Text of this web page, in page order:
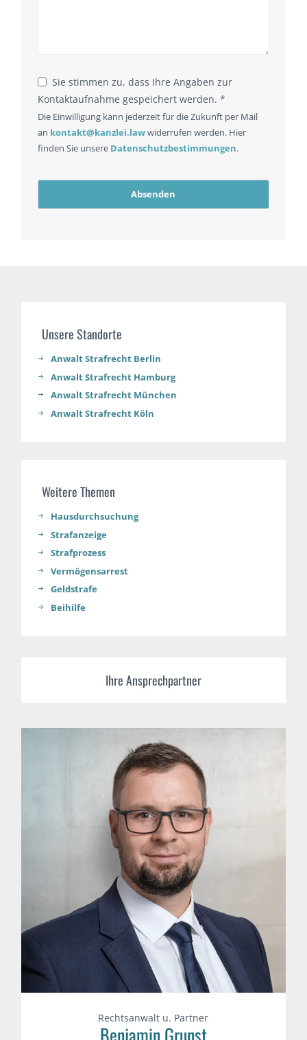
Sie stimmen zu, dass Ihre Angaben zur
Kontaktaufnahme gespeichert werden. *
Die Einwilligung kann jederzeit für die Zukunft per Mail
an kontakt@kanzlei.lawwiderrufen werden. Hier
finden Sie unsere Datenschutzbestimmungen.
Absenden
Unsere Standorte
Anwalt Strafrecht Berlin
Anwalt Strafrecht Hamburg
Anwalt Strafrecht München
Anwalt Strafrecht Köln
Weitere Themen
Hausdurchsuchung
Strafanzeige
Strafprozess
Vermögensarrest
Geldstrafe
Beihilfe
Ihre Ansprechpartner
Rechtsanwalt u. Partner
Benjamin Grunst